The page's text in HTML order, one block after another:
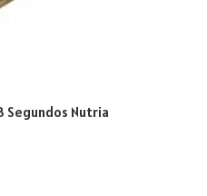
Segundos Nutria